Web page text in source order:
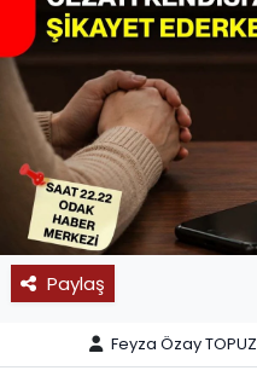
Paylaş
Feyza Özay TOPUZ
SAĞLIK
SPOR
11:11 MANŞET